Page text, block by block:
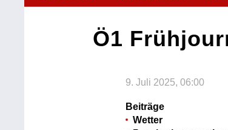
Ö1
9. Juli 2025, 06:00
Beiträge
Wetter